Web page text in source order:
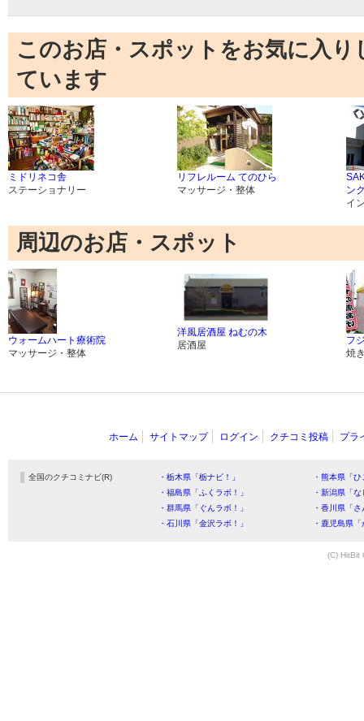
このお店・スポットをお気に入
ています
ミドリネコ舎
ステーショナリー
リフレルーム てのひら
マッサージ・整体
ン
イ
周辺のお店・スポット
ウォームハート療術院
マッサージ・整体
洋風居酒屋 ねむの木
居酒屋
フ
焼
ホーム サイトマップ ログイン クチコミ投稿 プラ
全国のクチコミナビ(R) ・栃木県「栃ナビ！」
・熊本県「
・福島県「ふくラボ！」
・新潟県「
・群馬県「ぐんラボ！」
・香川県「
・石川県「金沢ラボ！」
・鹿児島県
(C) HitBit